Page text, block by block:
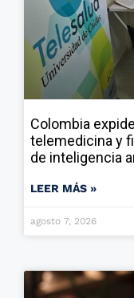
Colombia
telemedicina y
de inteligencia
LEER MÁS »
agosto 7, 2026